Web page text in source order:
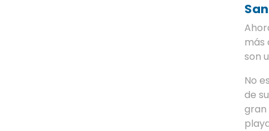
más
son
No
de
gran